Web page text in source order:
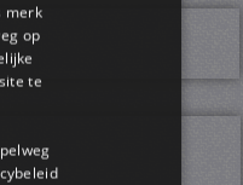
merk
op
te